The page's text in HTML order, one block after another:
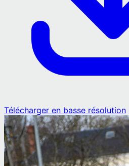
Télécharger en basse résolution